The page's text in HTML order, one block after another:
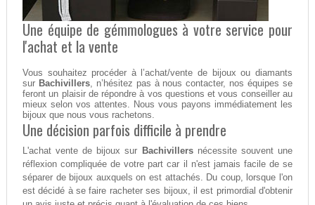
Une équipe de gémmologues à votre service pour
l'achat et la vente
Vous souhaitez procéder à l’achat/vente de bijoux ou diamants
sur Bachivillers, n’hésitez pas à nous contacter, nos équipes se
feront un plaisir de répondre à vos questions et vous conseiller au
mieux selon vos attentes. Nous vous payons immédiatement les
bijoux que nous vous rachetons.
Une décision parfois difficile à prendre
L'achat vente de bijoux sur Bachivillersnécessite souvent une
réflexion compliquée de votre part car il n'est jamais facile de se
séparer de bijoux auxquels on est attachés. Du coup, lorsque l'on
est décidé à se faire racheter ses bijoux, il est primordial d'obtenir